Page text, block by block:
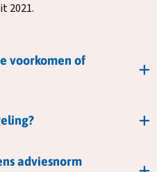
2021.
voorkomen of
adviesnorm